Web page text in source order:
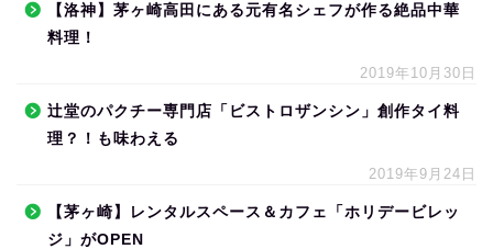
【洛神】茅ヶ崎高田にある元有名シェフが作る絶品中華
料理！
2019年10月30日
辻堂のパクチー専門店「ビストロザンシン」創作タイ料
理？！も味わえる
2019年9月24日
【茅ヶ崎】レンタルスペース＆カフェ「ホリデービレッ
ジ」がOPEN